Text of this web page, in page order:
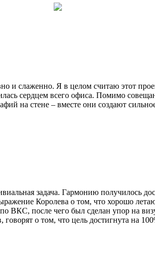
и слаженно. Я в целом считаю этот
сердцем всего офиса. Помимо
на стене – вместе они создают
задача. Гармонию получилось
Королева о том, что хорошо
ВКС, после чего был сделан упор на
о том, что цель достигнута на